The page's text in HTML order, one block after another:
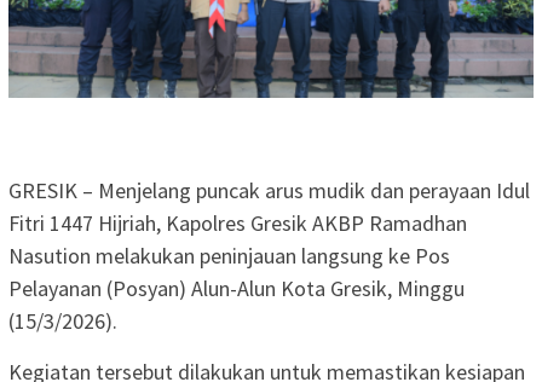
GRESIK – Menjelang puncak arus mudik dan perayaan Idul
Fitri 1447 Hijriah, Kapolres Gresik AKBP Ramadhan
Nasution melakukan peninjauan langsung ke Pos
Pelayanan (Posyan) Alun-Alun Kota Gresik, Minggu
(15/3/2026).
Kegiatan tersebut dilakukan untuk memastikan kesiapan